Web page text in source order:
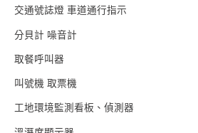
f
o
交通號誌燈 車道通行指示
分貝計 噪音計
取餐呼叫器
叫號機 取票機
工地環境監測看板、偵測器